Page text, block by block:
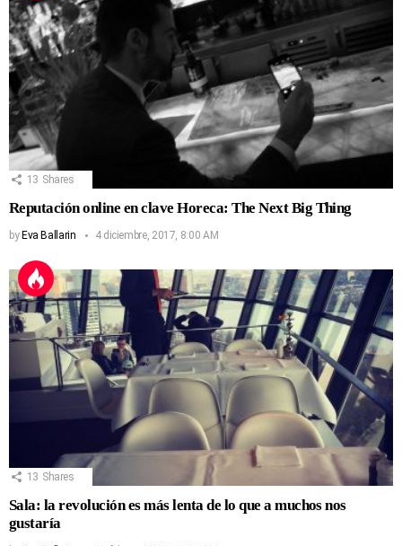
13 Shares
Reputación online en clave Horeca: The Next Big Thing
byEva Ballarin 4 diciembre, 2017, 8:00 AM
13 Shares
Sala: la revolución es más lenta de lo que a muchos nos
gustaría